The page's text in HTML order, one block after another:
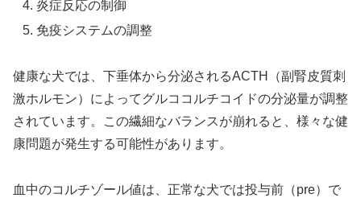
炎症反応の制御
免疫システムの調整
健康な犬では、下垂体から分泌されるACTH（副腎皮質刺
激ホルモン）によってグルココルチコイドの分泌量が調整
されています。この繊細なバランスが崩れると、様々な健
康問題が発生する可能性があります。
血中のコルチゾール値は、正常な犬では投与前（pre）で